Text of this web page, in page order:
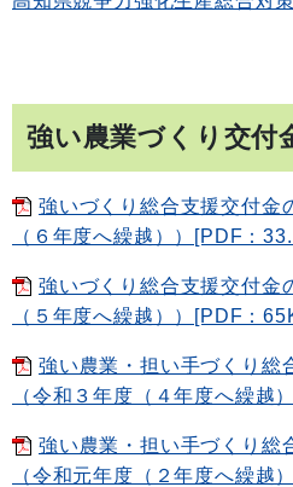
強い農業づくり交付
強いづくり総合支援交付金
（６年度へ繰越））[PDF：
強いづくり総合支援交付金
（５年度へ繰越））[PDF：
強い農業・担い手づくり総
（令和３年度（４年度へ繰越
強い農業・担い手づくり総
（令和元年度（２年度へ繰越